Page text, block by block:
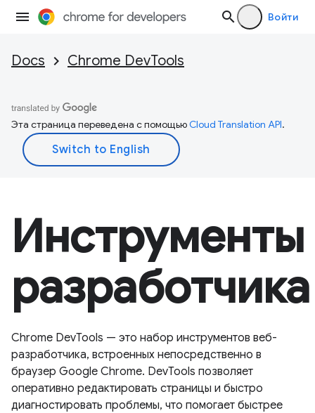
Войти
Docs Chrome DevTools
Эта страница переведена с помощьюCloud Translation API.
Инструменты
разработчика
Chrome DevTools — это набор инструментов веб-
разработчика, встроенных непосредственно в
браузер Google Chrome. DevTools позволяет
оперативно редактировать страницы и быстро
диагностировать проблемы, что помогает быстрее